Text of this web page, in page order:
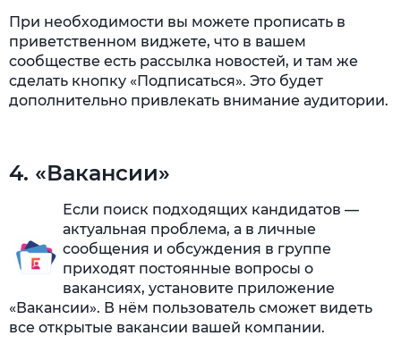
При необходимости вы можете прописать в
приветственном виджете, что в вашем
сообществе есть рассылка новостей, и там же
сделать кнопку «Подписаться». Это будет
дополнительно привлекать внимание аудитории.
4. «Вакансии»
Если поиск подходящих кандидатов —
актуальная проблема, а в личные
сообщения и обсуждения в группе
приходят постоянные вопросы о
вакансиях, установите приложение
«Вакансии». В нём пользователь сможет видеть
все открытые вакансии вашей компании.